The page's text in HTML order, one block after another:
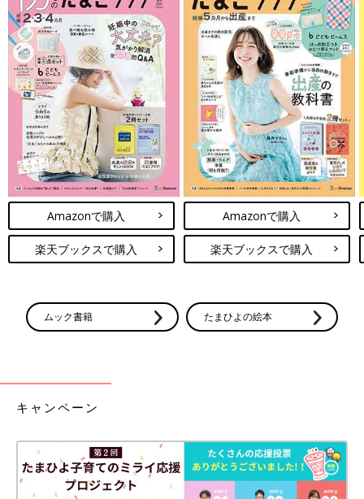
Amazonで購入
楽天ブックスで購入
Amazonで購入
楽天ブックスで購入
ムック書籍 たまひよの絵本
キャンペーン